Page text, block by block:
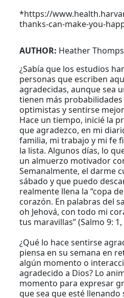
*https://
thanks-can-make-you-
AUTHOR: Heather
¿Sabía que los estudios
personas que escriben
agradecidas, aunque sea
tienen más probabilidades
optimistas y sentirse
Hace un tiempo, inicié la
que agradezco, en mi
familia, mi trabajo y mi fe
la lista. Algunos días, lo
un almuerzo motivador
Semanalmente, el darme
sábado y que puedo
realmente llena la “copa
corazón. En palabras del
oh Jehová, con todo mi
tus maravillas” (Salmo 9: 1,
¿Qué lo hace sentirse
piensa en su semana en
algún momento o
agradecido a Dios? Lo
momento para expresar
que sea que esté llenando